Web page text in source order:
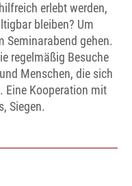
erlebt werden,
bleiben? Um
Seminarabend gehen.
regelmäßig Besuche
Menschen, die sich
Eine Kooperation mit
Siegen.